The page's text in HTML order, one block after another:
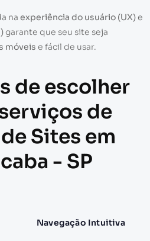
na experiência do usuário (UX)e
garante que seu site seja
móveis e fácil de usar.
de escolher
de
Sites em
- SP
Navegação Intuitiva